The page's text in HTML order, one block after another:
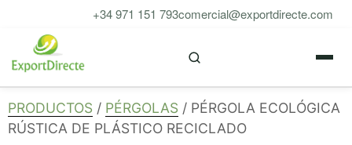
contenido
+34 971 151 793comercial@exportdirecte.com
PRODUCTOS / PÉRGOLAS / PÉRGOLA ECOLÓGICA
RÚSTICA DE PLÁSTICO RECICLADO